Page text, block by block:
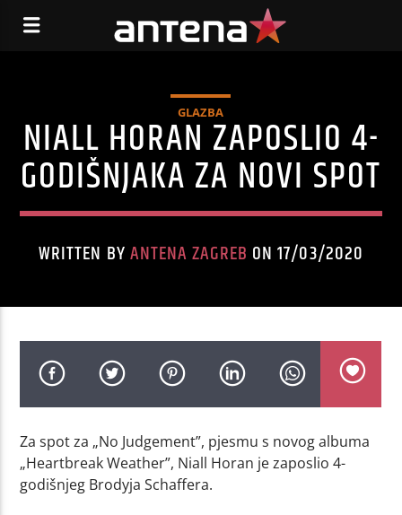
GLAZBA
NIALL HORAN ZAPOSLIO 4-
GODIŠNJAKA ZA NOVI SPOT
WRITTEN BYANTENA ZAGREB ON 17/03/2020
Za spot za „No Judgement”, pjesmu s novog albuma
„Heartbreak Weather”, Niall Horan je zaposlio 4-
godišnjeg Brodyja Schaffera.